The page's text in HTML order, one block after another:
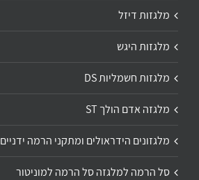
מלגזות דיזל
מלגזות היגש
מלגזות חשמליות DS
מלגזה אדם הולך ST
מלגזונים הידראולים ומתקני הרמה ידניים
סל הרמה למלגזה סל הרמה למוניטור